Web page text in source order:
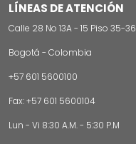
LÍNEAS DE ATENCIÓN
Calle 28 No 13A - 15 Piso 35-36
Bogotá - Colombia
+57 601 5600100
Fax: +57 601 5600104
Lun - Vi 8:30 A.M. - 5:30 P.M